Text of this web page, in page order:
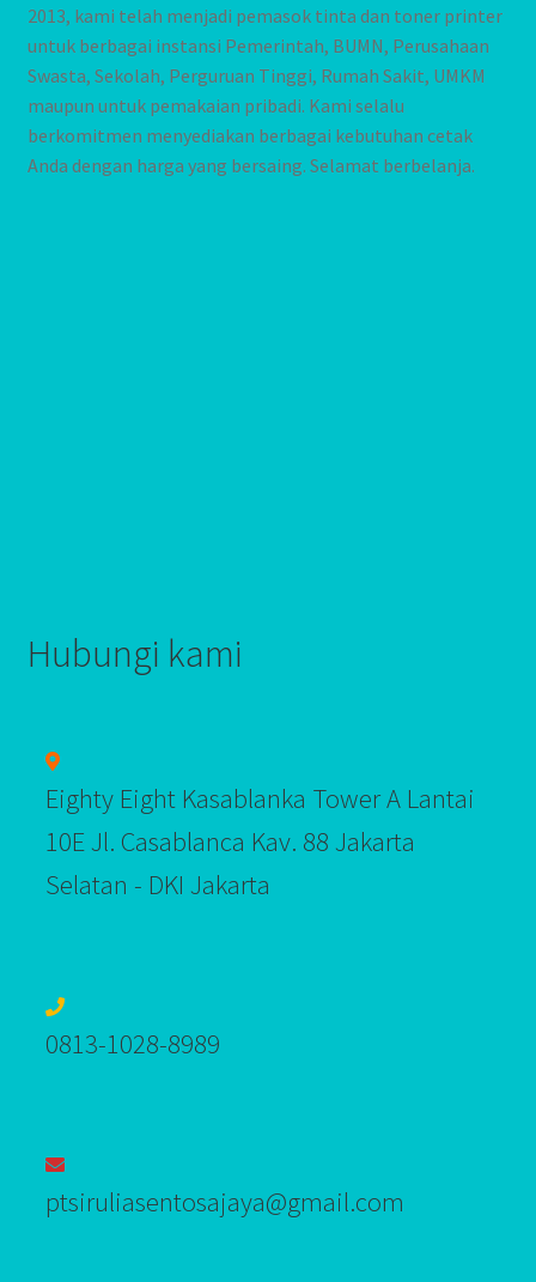
2013, kami telah menjadi pemasok tinta dan toner printer
untuk berbagai instansi Pemerintah, BUMN, Perusahaan
Swasta, Sekolah, Perguruan Tinggi, Rumah Sakit, UMKM
maupun untuk pemakaian pribadi. Kami selalu
berkomitmen menyediakan berbagai kebutuhan cetak
Anda dengan harga yang bersaing. Selamat berbelanja.
Hubungi kami
Eighty Eight Kasablanka Tower A Lantai
10E Jl. Casablanca Kav. 88 Jakarta
Selatan - DKI Jakarta
0813-1028-8989‬
ptsiruliasentosajaya@gmail.com